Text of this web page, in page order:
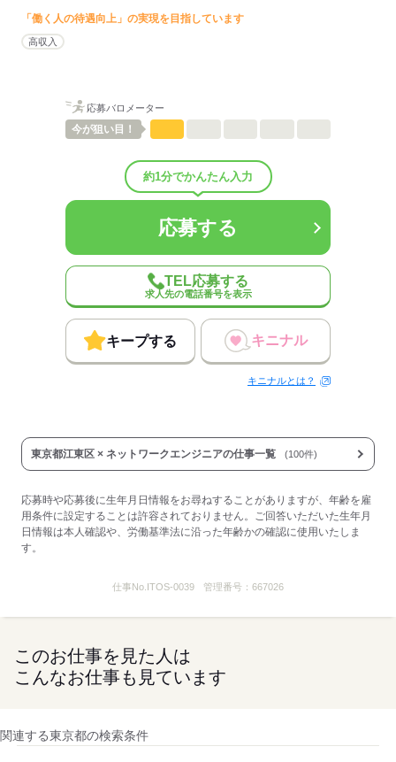
（男6：女4）
平均年齢40歳
待遇・福利厚生：
応募する
「働く人の待遇向上」の実現を目指しています
高収入
応募バロメーター
今が狙い目！
約1分でかんたん入力
応募する
TEL応募する
求人先の電話番号を表示
キープする キニナル
キニナルとは？
東京都江東区 × ネットワークエンジニアの仕事一覧 (100件)
応募時や応募後に生年月日情報をお尋ねすることがありますが、年齢を雇
用条件に設定することは許容されておりません。ご回答いただいた生年月
日情報は本人確認や、労働基準法に沿った年齢かの確認に使用いたしま
す。
仕事No. ITOS-0039 管理番号： 667026
このお仕事を見た人は
こんなお仕事も見ています
関連する東京都の検索条件